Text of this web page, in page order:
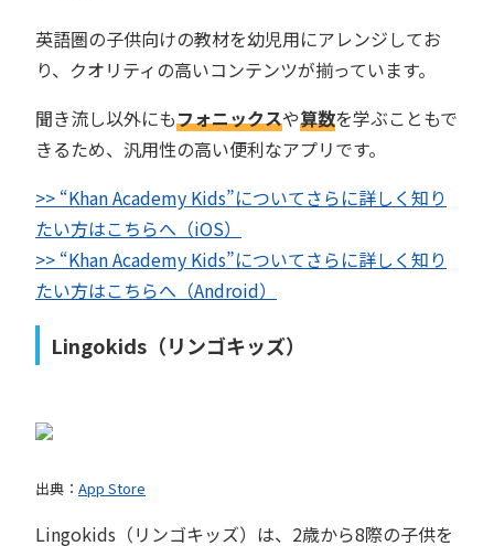
英語圏の子供向けの教材を幼児用にアレンジしてお
り、クオリティの高いコンテンツが揃っています。
聞き流し以外にもフォニックスや算数を学ぶこともで
きるため、汎用性の高い便利なアプリです。
>> “Khan Academy Kids”についてさらに詳しく知り
たい方はこちらへ（iOS）
>> “Khan Academy Kids”についてさらに詳しく知り
たい方はこちらへ（Android）
Lingokids（リンゴキッズ）
出典： App Store
Lingokids（リンゴキッズ）は、2歳から8際の子供を